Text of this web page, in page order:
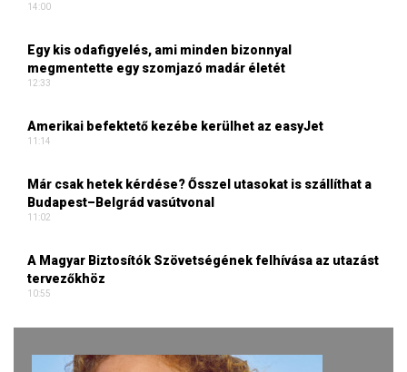
14:00
Egy kis odafigyelés, ami minden bizonnyal
megmentette egy szomjazó madár életét
12:33
Amerikai befektető kezébe kerülhet az easyJet
11:14
Már csak hetek kérdése? Ősszel utasokat is szállíthat a
Budapest–Belgrád vasútvonal
11:02
A Magyar Biztosítók Szövetségének felhívása az utazást
tervezőkhöz
10:55